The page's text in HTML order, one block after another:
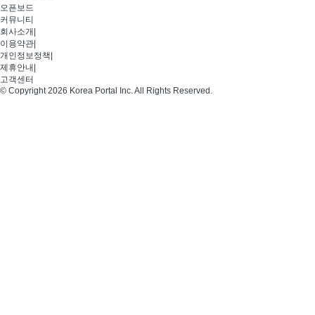
오픈보드
커뮤니티
회사소개
이용약관
개인정보정책
제휴안내
고객센터
© Copyright 2026 Korea Portal Inc. All Rights Reserved.